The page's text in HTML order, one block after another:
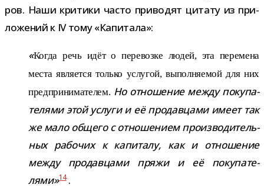
ров. Наши кри­тики часто при­во­дят цитату из при­
ло­же­ний к IV тому «Капитала»:
«Когда речь идёт о пере­возке людей, эта пере­мена
места явля­ется только услу­гой, выпол­ня­е­мой для них
пред­при­ни­ма­те­лем. Но отно­ше­ние между поку­па­
те­лями этой услуги и её про­дав­цами имеет так
же мало общего с отно­ше­нием про­из­во­ди­тель­
ных рабо­чих к капи­талу, как и отно­ше­ние
между про­дав­цами пряжи и её поку­па­те­
лями»14.